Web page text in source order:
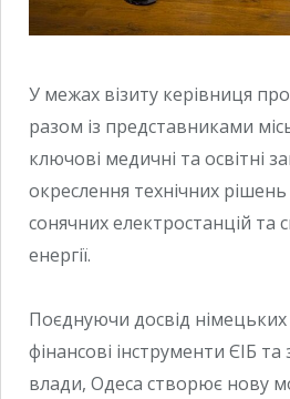
У межах візиту керівниця
разом із представниками
ключові медичні та освітні
окреслення технічних
сонячних електростанцій та
енергії.
Поєднуючи досвід німецьких
фінансові інструменти ЄІБ та
влади, Одеса створює нову